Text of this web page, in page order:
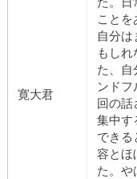
寛大君
ことを
自分
もし
た、自
ンド
回の話
集中す
できる
容とほ
た。や